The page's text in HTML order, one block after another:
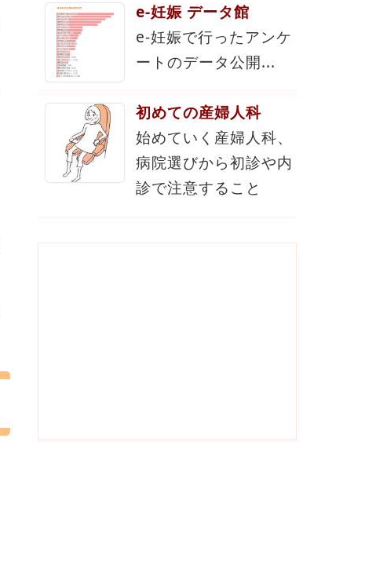
e-妊娠 データ館
e-妊娠で行ったアンケ
ートのデータ公開...
初めての産婦人科
始めていく産婦人科、
病院選びから初診や内
診で注意すること